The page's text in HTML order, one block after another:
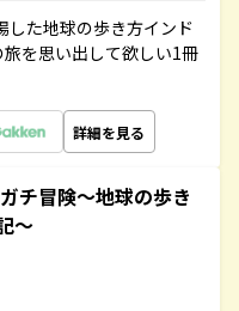
した地球の歩き方インド
を思い出して欲しい1冊
詳細を見る
チ冒険～地球の歩き
～